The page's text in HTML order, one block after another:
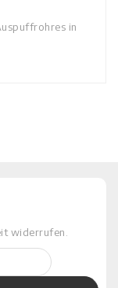
in
widerrufen.